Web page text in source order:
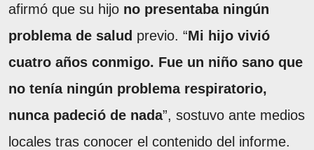
afirmó que su hijo no presentaba ningún
problema de salud previo. “Mi hijo vivió
cuatro años conmigo. Fue un niño sano que
no tenía ningún problema respiratorio,
nunca padeció de nada”, sostuvo ante medios
locales tras conocer el contenido del informe.